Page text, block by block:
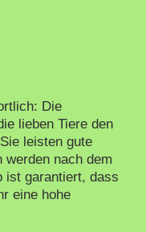
Die
lieben Tiere den
leisten gute
nach dem
ist garantiert, dass
eine hohe